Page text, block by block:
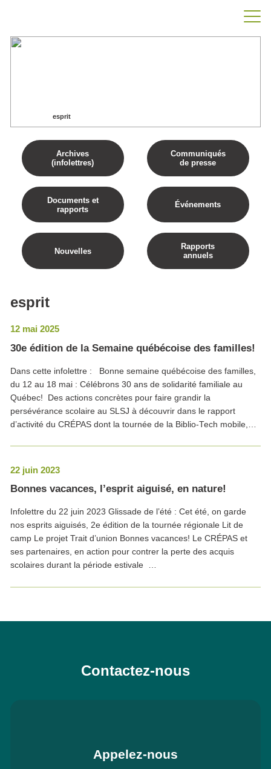
esprit
Archives
(infolettres)
Communiqués
de presse
Documents et
rapports
Événements
Nouvelles
Rapports
annuels
esprit
12 mai 2025
30e édition de la Semaine québécoise des familles!
Dans cette infolettre : Bonne semaine québécoise des familles,
du 12 au 18 mai : Célébrons 30 ans de solidarité familiale au
Québec! Des actions concrètes pour faire grandir la
persévérance scolaire au SLSJ à découvrir dans le rapport
d’activité du CRÉPAS dont la tournée de la Biblio-Tech mobile,…
22 juin 2023
Bonnes vacances, l’esprit aiguisé, en nature!
Infolettre du 22 juin 2023 Glissade de l’été : Cet été, on garde
nos esprits aiguisés, 2e édition de la tournée régionale Lit de
camp Le projet Trait d’union Bonnes vacances! Le CRÉPAS et
ses partenaires, en action pour contrer la perte des acquis
scolaires durant la période estivale …
Contactez-nous
Appelez-nous